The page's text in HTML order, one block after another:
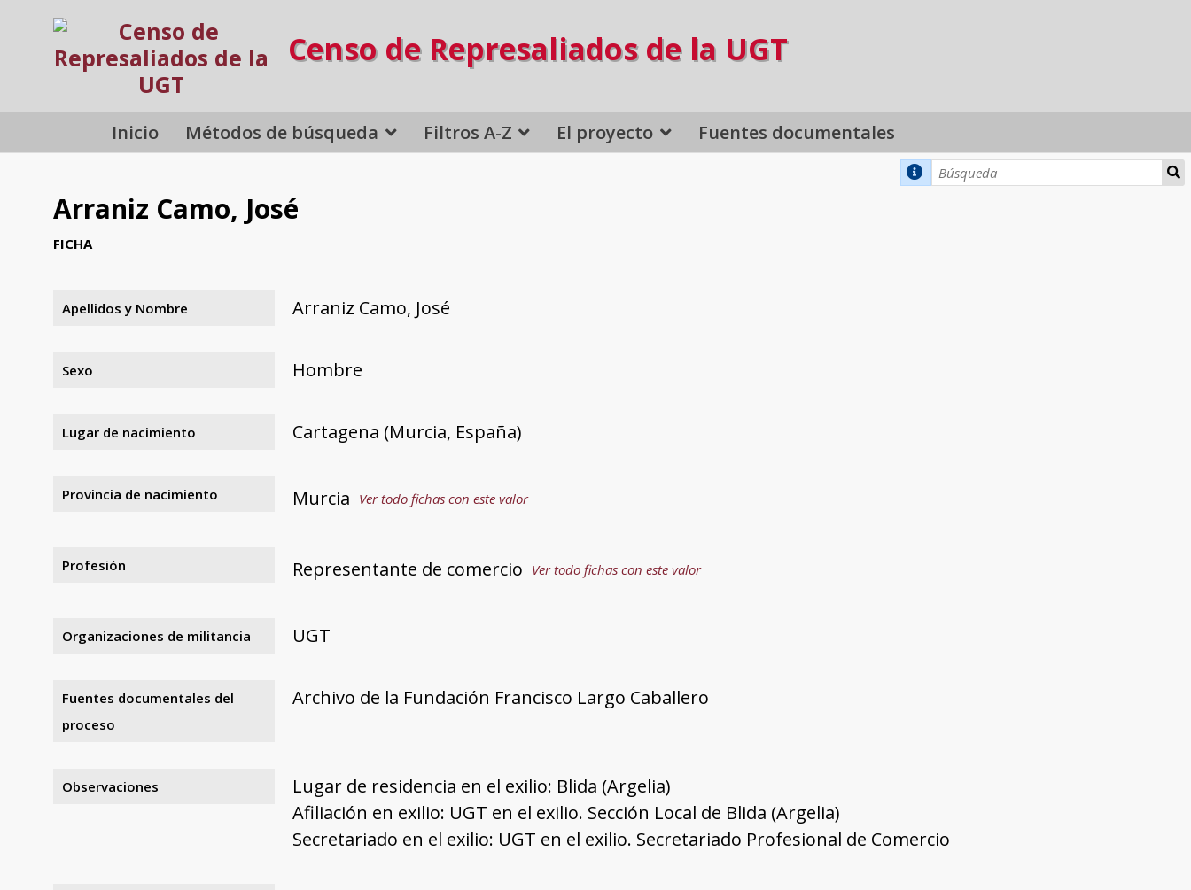
Censo de Represaliados de la UGT
Inicio Métodos de búsqueda Filtros A-Z El proyecto Fuentes documentales
Arraniz Camo, José
FICHA
Apellidos y Nombre Arraniz Camo, José
Sexo Hombre
Lugar de nacimiento Cartagena (Murcia, España)
Provincia de nacimiento Murcia Ver todo fichas con este valor
Profesión Representante de comercio Ver todo fichas con este valor
Organizaciones de militancia UGT
Fuentes documentales del
proceso
Archivo de la Fundación Francisco Largo Caballero
Observaciones
Lugar de residencia en el exilio: Blida (Argelia)
Afiliación en exilio: UGT en el exilio. Sección Local de Blida (Argelia)
Secretariado en el exilio: UGT en el exilio. Secretariado Profesional de Comercio